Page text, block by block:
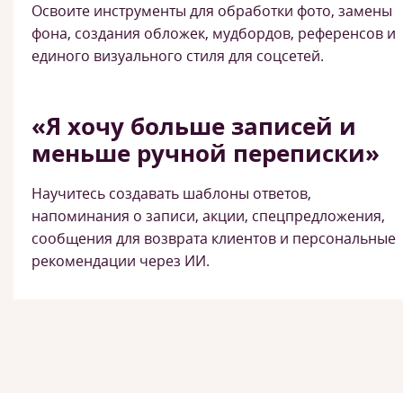
Освоите инструменты для обработки фото, замены
фона, создания обложек, мудбордов, референсов и
единого визуального стиля для соцсетей.
«Я хочу больше записей и
меньше ручной переписки»
Научитесь создавать шаблоны ответов,
напоминания о записи, акции, спецпредложения,
сообщения для возврата клиентов и персональные
рекомендации через ИИ.